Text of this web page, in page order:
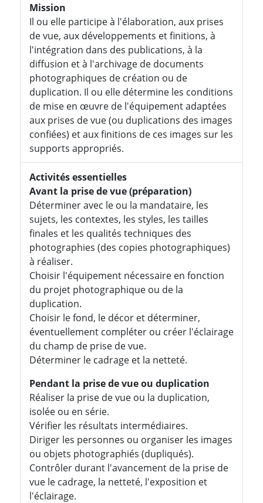
Mission
Il ou elle participe à l'élaboration, aux prises
de vue, aux développements et finitions, à
l'intégration dans des publications, à la
diffusion et à l'archivage de documents
photographiques de création ou de
duplication. Il ou elle détermine les conditions
de mise en œuvre de l'équipement adaptées
aux prises de vue (ou duplications des images
confiées) et aux finitions de ces images sur les
supports appropriés.
Activités essentielles
Avant la prise de vue (préparation)
Déterminer avec le ou la mandataire, les
sujets, les contextes, les styles, les tailles
finales et les qualités techniques des
photographies (des copies photographiques)
à réaliser.
Choisir l'équipement nécessaire en fonction
du projet photographique ou de la
duplication.
Choisir le fond, le décor et déterminer,
éventuellement compléter ou créer l'éclairage
du champ de prise de vue.
Déterminer le cadrage et la netteté.
Pendant la prise de vue ou duplication
Réaliser la prise de vue ou la duplication,
isolée ou en série.
Vérifier les résultats intermédiaires.
Diriger les personnes ou organiser les images
ou objets photographiés (dupliqués).
Contrôler durant l'avancement de la prise de
vue le cadrage, la netteté, l'exposition et
l'éclairage.